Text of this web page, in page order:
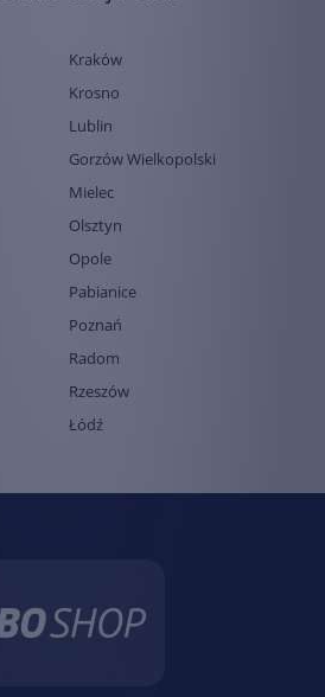
Kraków
Krosno
Lublin
Gorzów Wielkopolski
Mielec
Olsztyn
Opole
Pabianice
Poznań
Radom
Rzeszów
Łódź